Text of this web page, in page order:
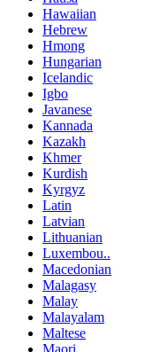
Hawaiian
Hebrew
Hmong
Hungarian
Icelandic
Igbo
Javanese
Kannada
Kazakh
Khmer
Kurdish
Kyrgyz
Latin
Latvian
Lithuanian
Luxembou..
Macedonian
Malagasy
Malay
Malayalam
Maltese
Maori